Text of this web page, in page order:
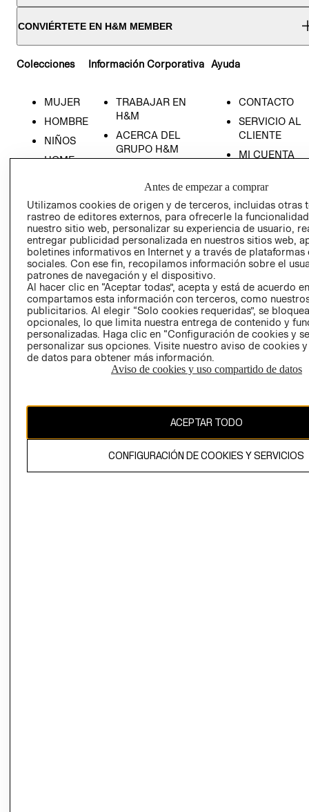
CONVIÉRTETE EN H&M MEMBER
Colecciones
MUJER
HOMBRE
NIÑOS
HOME
Información Corporativa
TRABAJAR EN
H&M
ACERCA DEL
GRUPO H&M
SOCIAL
PRENSA
RELACIÓN CON
INVERSIONISTAS
POLÍTICA
EMPRESARIAL
Ayuda
CONTACTO
SERVICIO AL
CLIENTE
MI CUENTA
TIENDAS
- RETIRO EN
TIENDA
TÉRMINOS Y
CONDICIONES
AVISO DE
PRIVACIDAD
GIFT CARD
AVISO DE
COOKIES
CAMBIAR REGIÓN
Antes de empezar a comprar
Utilizamos cookies de origen y de terceros, incluidas otras
rastreo de editores externos, para ofrecerle la
nuestro sitio web, personalizar su experiencia de usuario,
entregar publicidad personalizada en nuestros sitios web,
boletines informativos en Internet y a través de plataformas
sociales. Con ese fin, recopilamos información sobre el
patrones de navegación y el dispositivo.
Al hacer clic en “Aceptar todas”, acepta y está de acuerdo
compartamos esta información con terceros, como
publicitarios. Al elegir “Solo cookies requeridas”, se
opcionales, lo que limita nuestra entrega de contenido y
personalizadas. Haga clic en “Configuración de cookies y
personalizar sus opciones. Visite nuestro aviso de cookies
de datos para obtener más información.
Aviso de cookies y uso compartido de datos
ACEPTAR TODO
CONFIGURACIÓN DE COOKIES Y SERVICIOS